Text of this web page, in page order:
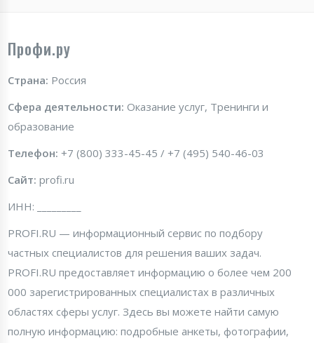
Профи.ру
Страна: Россия
Сфера деятельности: Оказание услуг, Тренинги и
образование
Телефон: +7 (800) 333-45-45 / +7 (495) 540-46-03
Сайт: profi.ru
ИНН: _________
PROFI.RU — информационный сервис по подбору
частных специалистов для решения ваших задач.
PROFI.RU предоставляет информацию о более чем 200
000 зарегистрированных специалистах в различных
областях сферы услуг. Здесь вы можете найти самую
полную информацию: подробные анкеты, фотографии,